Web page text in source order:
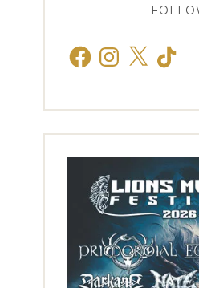
FacebookInstagram
X TikTok